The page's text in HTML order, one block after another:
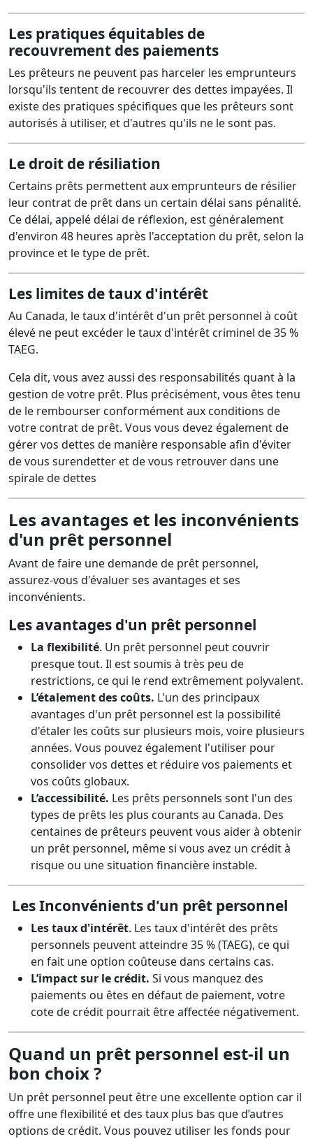
Les pratiques équitables de
recouvrement des paiements
Les prêteurs ne peuvent pas harceler les emprunteurs
lorsqu'ils tentent de recouvrer des dettes impayées. Il
existe des pratiques spécifiques que les prêteurs sont
autorisés à utiliser, et d'autres qu'ils ne le sont pas.
Le droit de résiliation
Certains prêts permettent aux emprunteurs de résilier
leur contrat de prêt dans un certain délai sans pénalité.
Ce délai, appelé délai de réflexion, est généralement
d'environ 48 heures après l'acceptation du prêt, selon la
province et le type de prêt.
Les limites de taux d'intérêt
Au Canada, le taux d'intérêt d'un prêt personnel à coût
élevé ne peut excéder le taux d'intérêt criminel de 35 %
TAEG.
Cela dit, vous avez aussi des responsabilités quant à la
gestion de votre prêt. Plus précisément, vous êtes tenu
de le rembourser conformément aux conditions de
votre contrat de prêt. Vous vous devez également de
gérer vos dettes de manière responsable afin d'éviter
de vous surendetter et de vous retrouver dans une
spirale de dettes
Les avantages et les inconvénients
d'un prêt personnel
Avant de faire une demande de prêt personnel,
assurez-vous d'évaluer ses avantages et ses
inconvénients.
Les avantages d'un prêt personnel
La flexibilité. Un prêt personnel peut couvrir
presque tout. Il est soumis à très peu de
restrictions, ce qui le rend extrêmement polyvalent.
L’étalement des coûts. L'un des principaux
avantages d'un prêt personnel est la possibilité
d'étaler les coûts sur plusieurs mois, voire plusieurs
années. Vous pouvez également l'utiliser pour
consolider vos dettes et réduire vos paiements et
vos coûts globaux.
L’accessibilité. Les prêts personnels sont l'un des
types de prêts les plus courants au Canada. Des
centaines de prêteurs peuvent vous aider à obtenir
un prêt personnel, même si vous avez un crédit à
risque ou une situation financière instable.
Les Inconvénients d'un prêt personnel
Les taux d'intérêt. Les taux d'intérêt des prêts
personnels peuvent atteindre 35 % (TAEG), ce qui
en fait une option coûteuse dans certains cas.
L’impact sur le crédit. Si vous manquez des
paiements ou êtes en défaut de paiement, votre
cote de crédit pourrait être affectée négativement.
Quand un prêt personnel est-il un
bon choix ?
Un prêt personnel peut être une excellente option car il
offre une flexibilité et des taux plus bas que d’autres
options de crédit. Vous pouvez utiliser les fonds pour